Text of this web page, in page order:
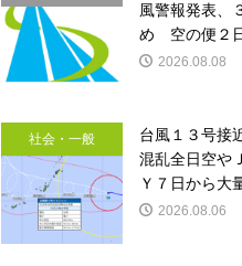
風警報発表、
め 空の便２
2026.08.08
社会・一般
台風１３号接
混乱全日空や
Ｙ７日から大
2026.08.06